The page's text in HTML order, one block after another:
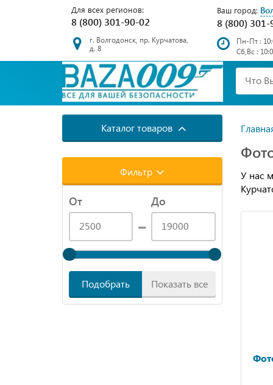
Для всех регионов:
8 (800) 301-90-02
Ваш город:
8 (800) 301-
г. Волгодонск, пр. Курчатова,
д. 8
Пн-Пт :
Сб,Вс :
Каталог товаров
Фильтр
От До
Подобрать Показать все
У нас